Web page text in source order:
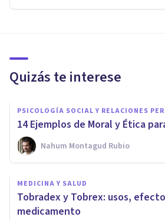
Quizás te interese
PSICOLOGÍA SOCIAL Y RELACIONES
14 Ejemplos de Moral y Ética
Nahum Montagud Rubio
MEDICINA Y SALUD
Tobradex y Tobrex: usos,
medicamento